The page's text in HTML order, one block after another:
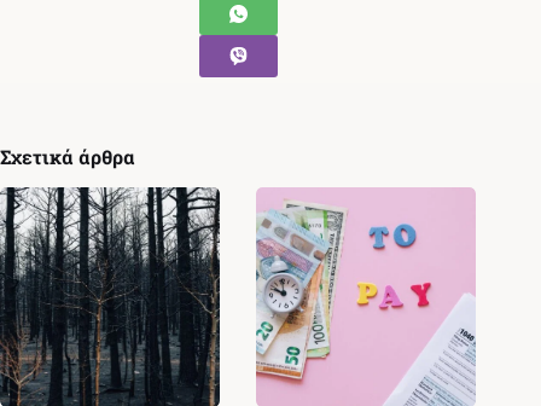
Σχετικά άρθρα